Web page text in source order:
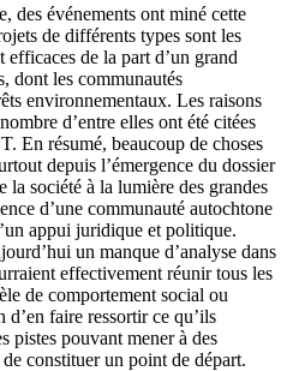
des événements ont miné cette
de différents types sont les
de la part d’un grand
dont les communautés
environnementaux. Les raisons
d’entre elles ont été citées
En résumé, beaucoup de choses
depuis l’émergence du dossier
la société à la lumière des grandes
d’une communauté autochtone
appui juridique et politique.
un manque d’analyse dans
effectivement réunir tous les
de comportement social ou
d’en faire ressortir ce qu’ils
pistes pouvant mener à des
constituer un point de départ.